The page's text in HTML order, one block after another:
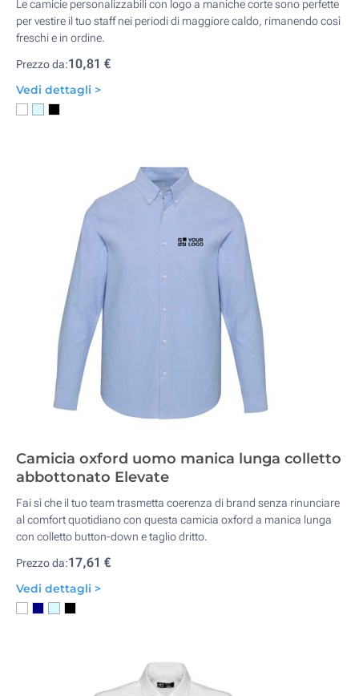
Le camicie personalizzabili con logo a maniche corte sono perfette
per vestire il tuo staff nei periodi di maggiore caldo, rimanendo così
freschi e in ordine.
Prezzo da:10,81 €
Vedi dettagli >
Camicia oxford uomo manica lunga colletto
abbottonato Elevate
Fai sì che il tuo team trasmetta coerenza di brand senza rinunciare
al comfort quotidiano con questa camicia oxford a manica lunga
con colletto button-down e taglio dritto.
Prezzo da:17,61 €
Vedi dettagli >